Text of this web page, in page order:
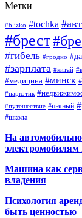
Метки
#blizko #tochka
#брест
#гибель #гродно
#зарплата #китай
#медицина #минск
#наркотик
#путешествие #пьяный
#школа
На
Машина как
владения
Психология
быть ценностью